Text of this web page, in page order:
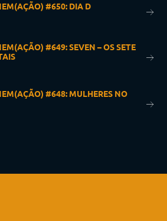
#650: DIA D
#649: SEVEN – OS SETE
#648: MULHERES NO